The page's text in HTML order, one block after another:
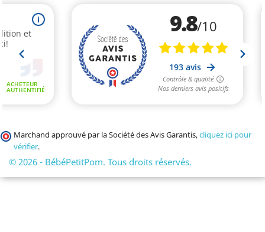
Marchand approuvé par la Société des Avis Garantis,cliquez ici pour
vérifier.
© 2026 - BébéPetitPom. Tous droits réservés.